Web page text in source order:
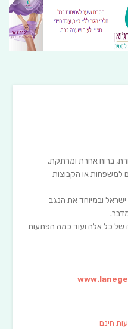
ברוח אחרת ומרתקת.
למשפחות או הקבוצות
ישראל ובמיוחד את הנגב
של כל אלה ועוד כמה הפתעות
חינם